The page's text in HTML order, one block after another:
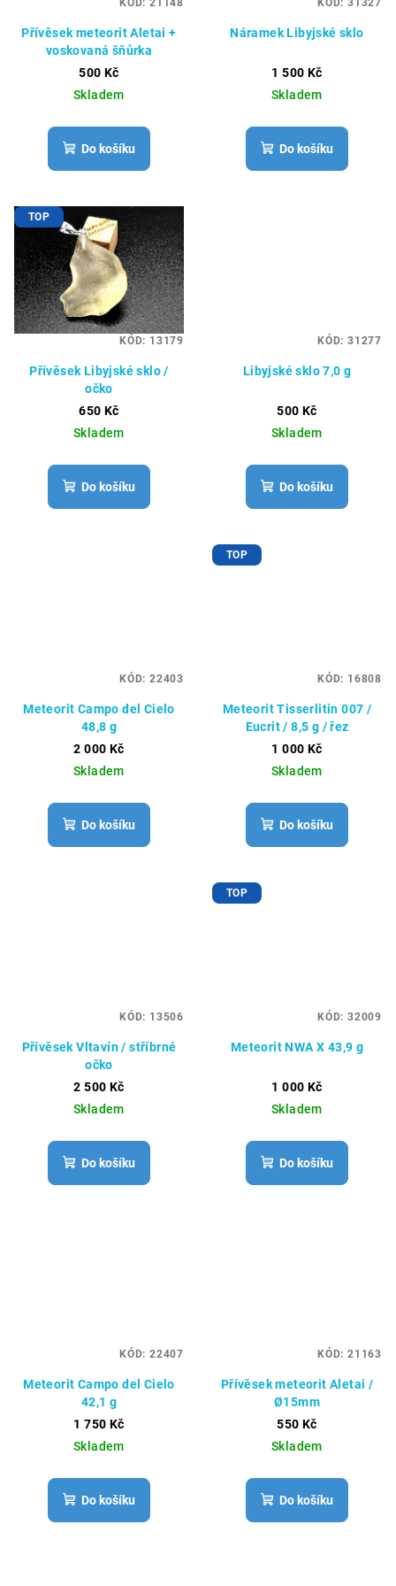
Přívěsek meteorit Aletai +
voskovaná šňůrka
500 Kč
Skladem
Do košíku
KÓD:21148
Náramek Libyjské sklo
1 500 Kč
Skladem
Do košíku
KÓD:31327
TOP
Přívěsek Libyjské sklo /
očko
650 Kč
Skladem
Do košíku
KÓD: 13179
Libyjské sklo 7,0 g
500 Kč
Skladem
Do košíku
KÓD:31277
Meteorit Campo del Cielo
48,8 g
2 000 Kč
Skladem
Do košíku
KÓD:22403
TOP
Meteorit Tisserlitin 007 /
Eucrit / 8,5 g / řez
1 000 Kč
Skladem
Do košíku
KÓD: 16808
Přívěsek Vltavín / stříbrné
očko
2 500 Kč
Skladem
Do košíku
KÓD: 13506
TOP
Meteorit NWA X 43,9 g
1 000 Kč
Skladem
Do košíku
KÓD:32009
Meteorit Campo del Cielo
42,1 g
1 750 Kč
Skladem
Do košíku
KÓD:22407
Přívěsek meteorit Aletai /
Ø15mm
550 Kč
Skladem
Do košíku
KÓD:21163